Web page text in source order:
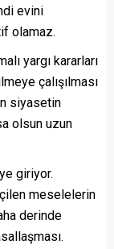
evini
olamaz.
yargı kararları
çalışılması
siyasetin
olsun uzun
giriyor.
meselelerin
derinde